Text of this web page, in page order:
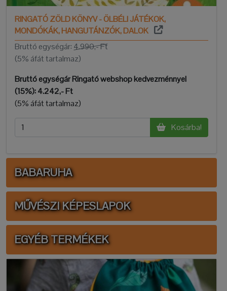
RINGATÓ ZÖLD KÖNYV - ÖLBÉLI JÁTÉKOK,
MONDÓKÁK, HANGUTÁNZÓK, DALOK
Bruttó egységár: 4.990,- Ft
(5% áfát tartalmaz)
Bruttó egységár Ringató webshop kedvezménnyel
(15%):4.242,- Ft
(5% áfát tartalmaz)
Kosárba!
BABARUHA
MŰVÉSZI KÉPESLAPOK
EGYÉB TERMÉKEK